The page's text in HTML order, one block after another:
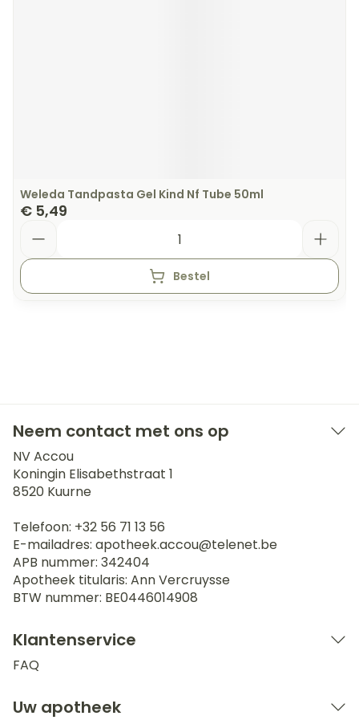
Weleda Tandpasta Gel Kind Nf Tube 50ml
€ 5,49
Bestel
Neem contact met ons op
NV Accou
Koningin Elisabethstraat 1
8520 Kuurne
Telefoon: +32 56 71 13 56
E-mailadres: apotheek.accou@telenet.be
APB nummer: 342404
Apotheek titularis: Ann Vercruysse
BTW nummer: BE0446014908
Klantenservice
FAQ
Uw apotheek